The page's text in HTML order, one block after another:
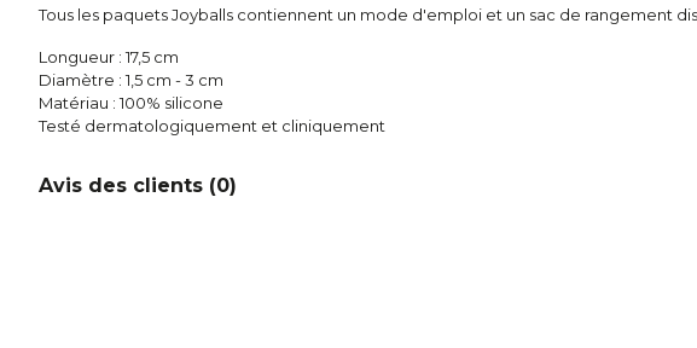
Tous les paquets Joyballs contiennent un mode d'emploi et un sac de rangement
Longueur : 17,5 cm
Diamètre : 1,5 cm - 3 cm
Matériau : 100% silicone
Testé dermatologiquement et cliniquement
Avis des clients (0)